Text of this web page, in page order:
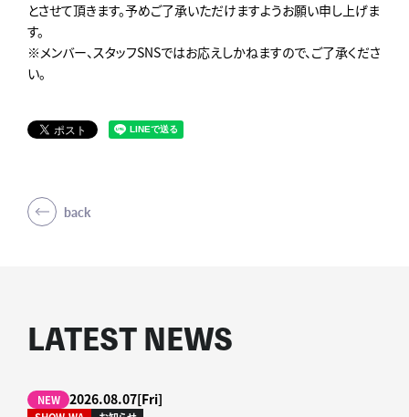
とさせて頂きます。予めご了承いただけますようお願い申し上げま
す。
※メンバー、スタッフSNSではお応えしかねますので、ご了承くださ
い。
back
LATEST NEWS
NEW 2026.08.07[Fri]